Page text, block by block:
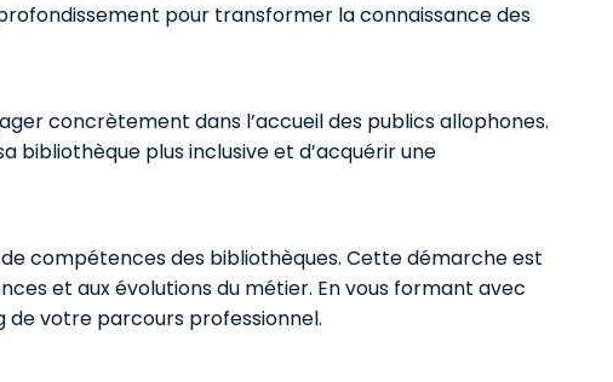
pour transformer la connaissance des
concrètement dans l’accueil des publics allophones.
bibliothèque plus inclusive et d’acquérir une
compétences des bibliothèques. Cette démarche est
et aux évolutions du métier. En vous formant avec
de votre parcours professionnel.